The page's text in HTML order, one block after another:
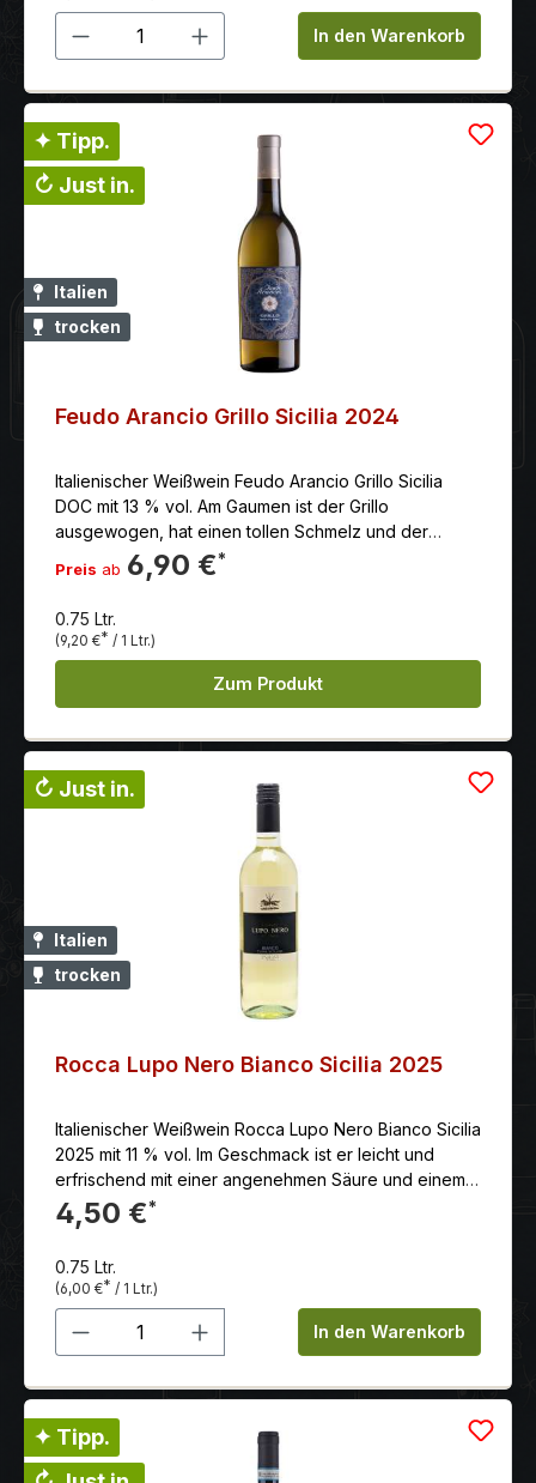
Produkt Anzahl: Gib denIn den Warenkorb
✦ Tipp.
↻ Just in.
Italien
trocken
Feudo Arancio Grillo Sicilia 2024
Italienischer Weißwein Feudo Arancio Grillo Sicilia
DOC mit 13 % vol. Am Gaumen ist der Grillo
ausgewogen, hat einen tollen Schmelz und der
Abgang ist von Frische und einer feinen Säure
geprägt.Ausbau und Verfeinerung in
Preis ab 6,90 €*
0.75 Ltr.
(9,20 €* / 1 Ltr.)
Zum Produkt
↻ Just in.
Italien
trocken
Rocca Lupo Nero Bianco Sicilia 2025
Italienischer Weißwein Rocca Lupo Nero Bianco Sicilia
2025 mit 11 % vol. Im Geschmack ist er leicht und
erfrischend mit einer angenehmen Säure und einem
Hauch von Mineralien. Farblich tritt der Lupo Nero
Bianco in einem attraktiven, klaren Strohgelb mit
4,50 €*
0.75 Ltr.
(6,00 €* / 1 Ltr.)
Produkt Anzahl: Gib denIn den Warenkorb
✦ Tipp.